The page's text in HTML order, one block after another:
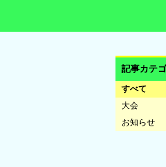
記事カテ
すべて
大会
お知らせ